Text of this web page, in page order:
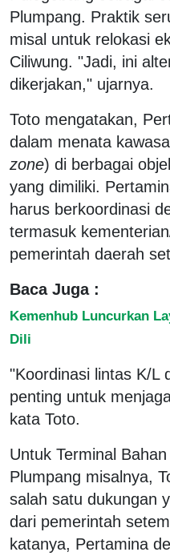
Plumpang. Praktik
misal untuk relokasi
Ciliwung. "Jadi, ini
dikerjakan," ujarnya.
Toto mengatakan,
dalam menata
zone) di berbagai
yang dimiliki.
harus berkoordinasi
termasuk
pemerintah daerah
Baca Juga :
Kemenhub Luncurkan
Dili
"Koordinasi lintas K/L
penting untuk
kata Toto.
Untuk Terminal
Plumpang misalnya,
salah satu dukungan
dari pemerintah
katanya, Pertamina